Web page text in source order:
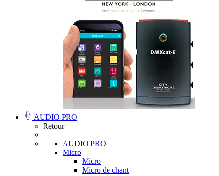
AUDIO PRO
Retour
AUDIO PRO
Micro
Micro
Micro de chant